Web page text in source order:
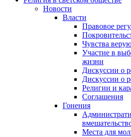
Новости
Власти
Правовое
Чувства
Участие в
жизни
Дискуссии о
Дискуссии о
Религии и
Соглашения
Гонения
Места для